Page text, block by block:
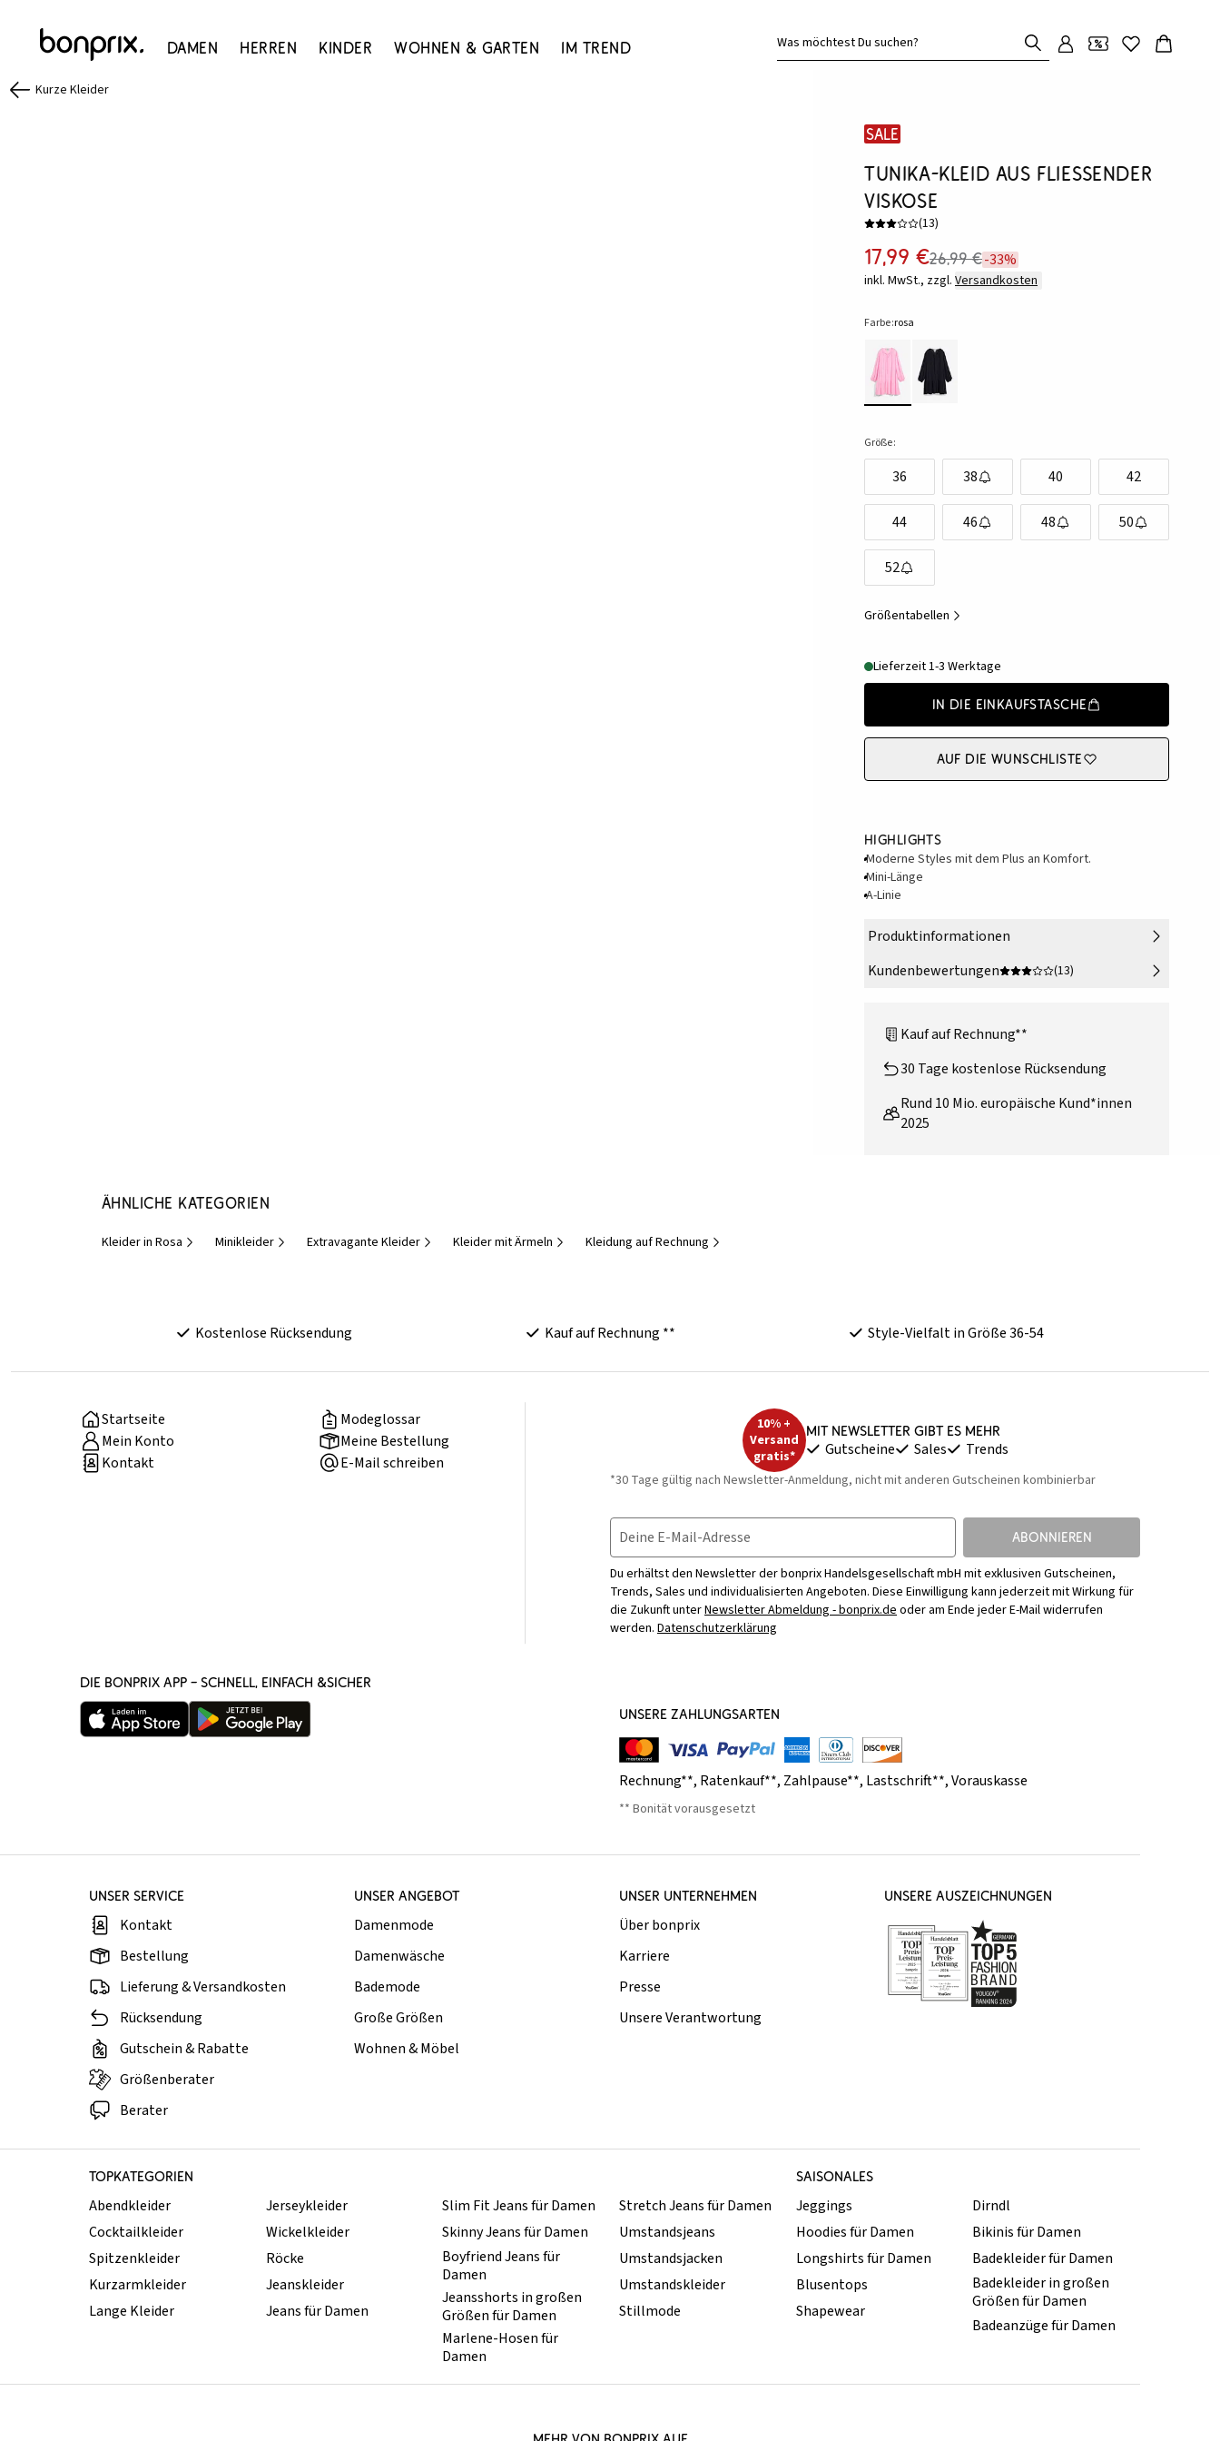
Damen Herren Kinder Wohnen & Garten Im Trend Was möchtest Du suchen?
Kurze Kleider
SALE
Tunika-Kleid aus fließender
Viskose
(13)
17,99 €26,99 €-33%
inkl. MwSt., zzgl. Versandkosten
Farbe:rosa
Größe:
36 38 40 42
44 46 48 50
52
Größentabellen
Lieferzeit 1-3 Werktage
In die Einkaufstasche
Auf die Wunschliste
Highlights
Moderne Styles mit dem Plus an Komfort.
Mini-Länge
A-Linie
Produktinformationen
Kundenbewertungen
(13)
Kauf auf Rechnung**
30 Tage kostenlose Rücksendung
Rund 10 Mio. europäische Kund*innen
2025
Ähnliche Kategorien
Kleider in Rosa Minikleider Extravagante Kleider Kleider mit Ärmeln Kleidung auf Rechnung
Kostenlose Rücksendung Kauf auf Rechnung ** Style-Vielfalt in Größe 36-54
Startseite
Modeglossar
Mein Konto
Meine Bestellung
Kontakt
E-Mail schreiben
10% +
Versand
gratis*
Mit Newsletter gibt es mehr
Gutscheine Sales Trends
*30 Tage gültig nach Newsletter-Anmeldung, nicht mit anderen Gutscheinen kombinierbar
Deine E-Mail-Adresse ABONNIEREN
Du erhältst den Newsletter der bonprix Handelsgesellschaft mbH mit exklusiven Gutscheinen,
Trends, Sales und individualisierten Angeboten. Diese Einwilligung kann jederzeit mit Wirkung für
die Zukunft unterNewsletter Abmeldung - bonprix.deoder am Ende jeder E-Mail widerrufen
werden. Datenschutzerklärung
DIE BONPRIX APP – SCHNELL, EINFACH &SICHER
UNSERE ZAHLUNGSARTEN
Rechnung**, Ratenkauf**, Zahlpause**, Lastschrift**,Vorauskasse
** Bonität vorausgesetzt
UNSER SERVICE
Kontakt
Bestellung
Lieferung & Versandkosten
Rücksendung
Gutschein & Rabatte
Größenberater
Berater
UNSER ANGEBOT
Damenmode
Damenwäsche
Bademode
Große Größen
Wohnen & Möbel
UNSER UNTERNEHMEN
Über bonprix
Karriere
Presse
Unsere Verantwortung
UNSERE AUSZEICHNUNGEN
TOPKATEGORIEN SAISONALES
Abendkleider
Cocktailkleider
Spitzenkleider
Kurzarmkleider
Lange Kleider
Jerseykleider
Wickelkleider
Röcke
Jeanskleider
Jeans für Damen
Slim Fit Jeans für Damen
Skinny Jeans für Damen
Boyfriend Jeans für
Damen
Jeansshorts in großen
Größen für Damen
Marlene-Hosen für
Damen
Stretch Jeans für Damen
Umstandsjeans
Umstandsjacken
Umstandskleider
Stillmode
Jeggings
Hoodies für Damen
Longshirts für Damen
Blusentops
Shapewear
Dirndl
Bikinis für Damen
Badekleider für Damen
Badekleider in großen
Größen für Damen
Badeanzüge für Damen